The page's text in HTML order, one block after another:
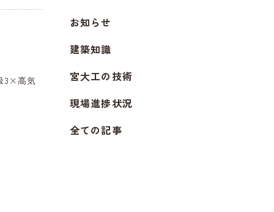
3×高気
お知らせ
建築知識
宮大工の技術
現場進捗状況
全ての記事